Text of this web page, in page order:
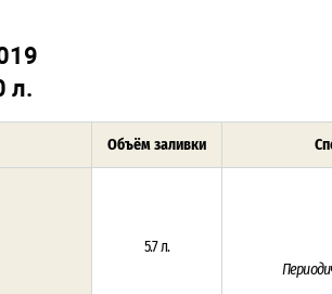
л.
Объём заливки
5.7 л.